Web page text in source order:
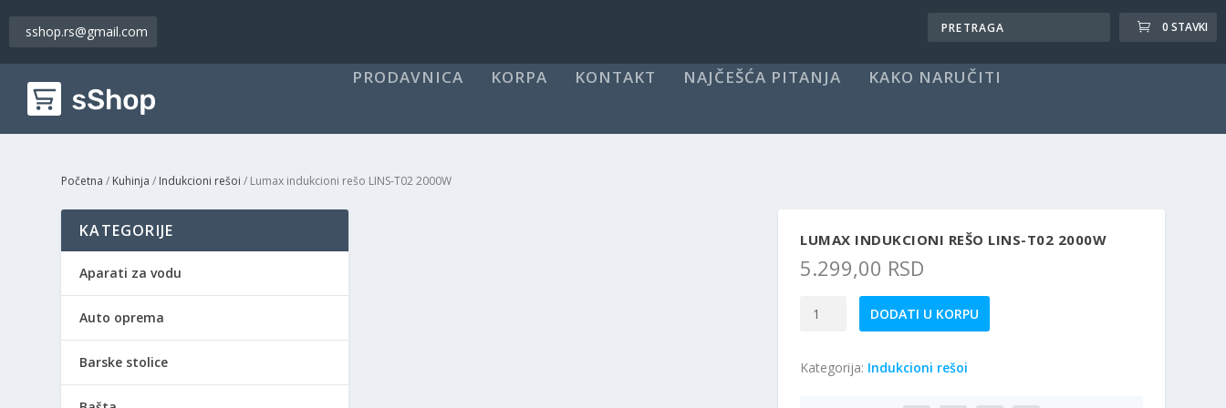
sshop.rs@gmail.com 0 STAVKI
PRODAVNICA KORPA KONTAKT NAJČEŠĆA PITANJA KAKO NARUČITI
Početna / Kuhinja / Indukcioni rešoi / Lumax indukcioni rešo LINS-T02 2000W
LUMAX INDUKCIONI REŠO LINS-T02 2000W
5.299,00 RSD
LINS-
DODATI U KORPU
Kategorija: Indukcioni rešoi
KATEGORIJE
Aparati za vodu
Auto oprema
Barske stolice